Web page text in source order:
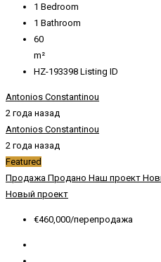
1 Bedroom
1 Bathroom
60
m²
HZ-193398 Listing ID
Antonios Constantinou
2 года назад
Antonios Constantinou
2 года назад
Featured
Продажа Продано Наш проект
Новый проект
€460,000/перепродажа